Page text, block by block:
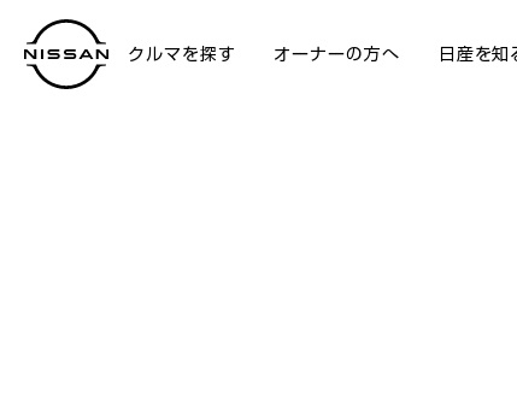
クルマを探す オーナーの方へ 日産を知